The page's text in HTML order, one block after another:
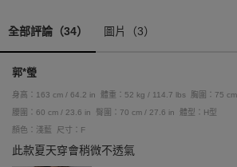
全部評論（34） 圖片（3）
郭*瑩
身高：163 cm / 64.2 in 體重：52 kg / 114.7 lbs
胸圍：75
腰圍：60 cm / 23.6 in
臀圍：70 cm / 27.6 in
體型：H型
顏色：淺藍
尺寸：F
此款夏天穿會稍微不透氣